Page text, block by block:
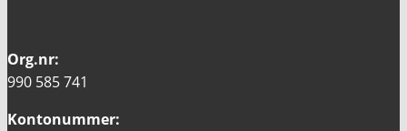
Org.nr:
990 585 741
Kontonummer: